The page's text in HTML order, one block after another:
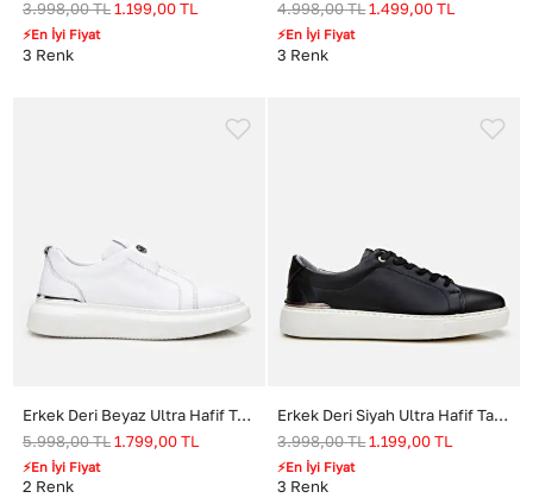
3.998,00TL 1.199,00 TL
⚡En İyi Fiyat
3 Renk
4.998,00TL1.499,00 TL
⚡En İyi Fiyat
3 Renk
Erkek Deri Beyaz Ultra Hafif Tabanlı Comfort Spor Ayakkabı
5.998,00TL 1.799,00 TL
⚡En İyi Fiyat
2 Renk
Erkek Deri Siyah Ultra Hafif Tabanlı Spor Ayakkabı
3.998,00TL1.199,00 TL
⚡En İyi Fiyat
3 Renk